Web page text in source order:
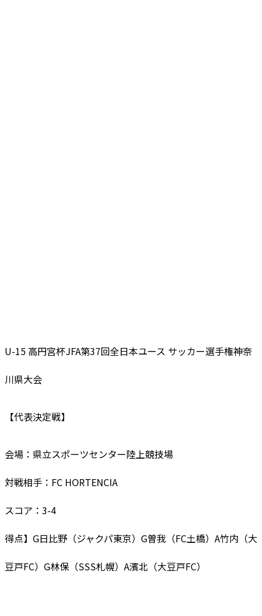
U-15 高円宮杯JFA第37回全日本ユース サッカー選手権神奈
川県大会
【代表決定戦】
会場：県立スポーツセンター陸上競技場
対戦相手：FC HORTENCIA
スコア：3-4
得点】G日比野（ジャクパ東京）G曽我（FC土橋）A竹内（大
豆戸FC）G林保（SSS札幌）A濱北（大豆戸FC）